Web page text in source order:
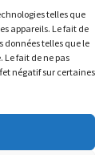
telles que
appareils. Le fait de
données telles que le
fait de ne pas
négatif sur certaines